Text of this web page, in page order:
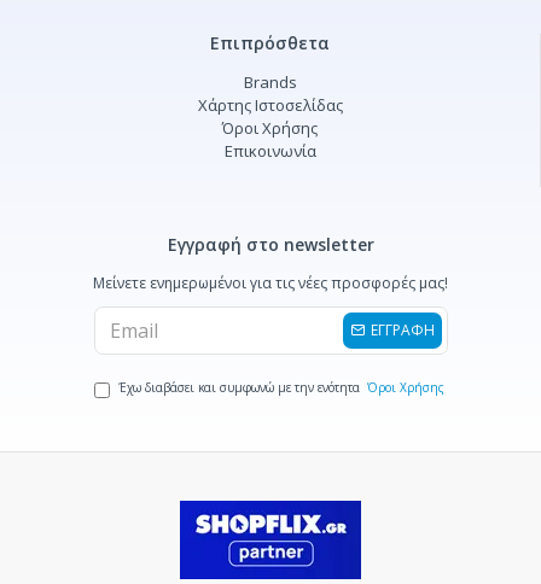
Επιπρόσθετα
Brands
Χάρτης Ιστοσελίδας
Όροι Χρήσης
Επικοινωνία
Εγγραφή στο newsletter
Μείνετε ενημερωμένοι για τις νέες προσφορές μας!
ΕΓΓΡΑΦΗ
Έχω διαβάσει και συμφωνώ με την ενότητα Όροι Χρήσης